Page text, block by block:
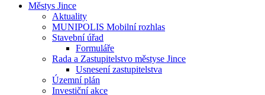
Městys Jince
Aktuality
MUNIPOLIS Mobilní rozhlas
Stavební úřad
Formuláře
Rada a Zastupitelstvo městyse Jince
Usnesení zastupitelstva
Územní plán
Investiční akce